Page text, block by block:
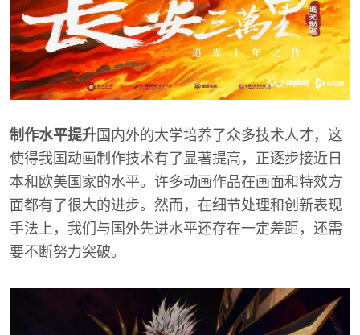
制作水平提升国内外的大学培养了众多技术人才，这
使得我国动画制作技术有了显著提高，正逐步接近日
本和欧美国家的水平。许多动画作品在画面和特效方
面都有了很大的进步。然而，在细节处理和创新表现
手法上，我们与国外先进水平还存在一定差距，还需
要不断努力突破。